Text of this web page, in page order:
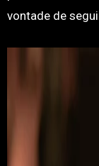
vontade de